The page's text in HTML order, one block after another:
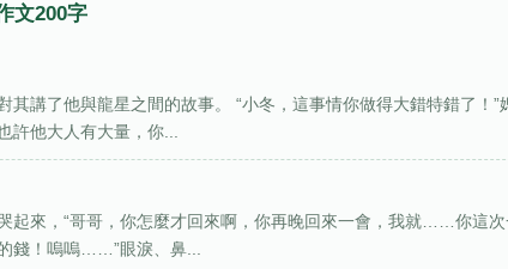
文200字
講了他與龍星之間的故事。 “小冬，這事情你做得大錯特錯了！”
許他大人有大量，你...
起來，“哥哥，你怎麼才回來啊，你再晚回來一會，我就……你這次
錢！嗚嗚……”眼淚、鼻...